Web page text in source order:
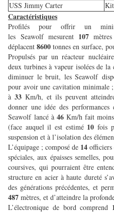
USS Jimmy Carter
Caractéristiques
Profilés pour offrir un
les Seawolf mesurent 107
déplacent 8600 tonnes en surface,
Propulsés par un réacteur
deux turbines à vapeur isolées de la
diminuer le bruit, les Seawolf
pour avoir une cavitation minimale
à 33Km/h, et ils peuvent
donner une idée des
Seawolf lancé à 46 Km/h fait
(face auquel il est estimé 10 fois
suspension et à l’isolation des
L’équipage ; composé de 14 officiers
spéciales, aux épaisses semelles,
coursives, qui pourraient être
structure en acier à haute dureté
des générations précédentes, et
487 mètres, et d’atteindre la
L’électronique de bord comprend